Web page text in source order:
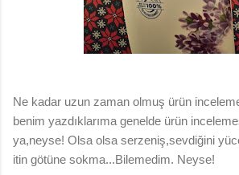
Ne kadar uzun zaman olmuş ürün
benim yazdıklarıma genelde ürün
ya,neyse! Olsa olsa serzeniş,sevdiğini
itin götüne sokma...Bilemedim. Neyse!